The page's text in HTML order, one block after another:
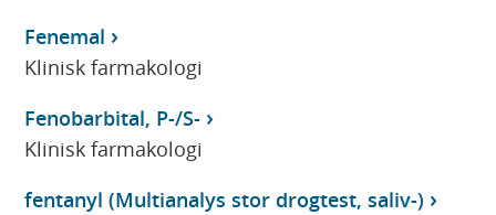
Fenemal
Klinisk farmakologi
Fenobarbital, P-/S-
Klinisk farmakologi
fentanyl (Multianalys stor drogtest, saliv-)